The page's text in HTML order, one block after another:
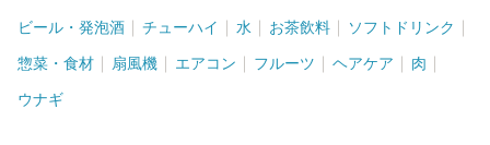
ビール・発泡酒 チューハイ 水 お茶飲料 ソフトドリンク
惣菜・食材 扇風機 エアコン フルーツ ヘアケア 肉
ウナギ